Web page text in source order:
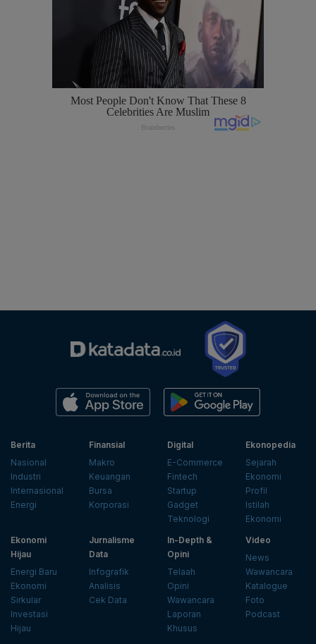
Berita
Nasional
Industri
Internasional
Energi
Finansial
Makro
Keuangan
Bursa
Korporasi
Digital
E-Commerce
Fintech
Startup
Gadget
Teknologi
Ekonopedia
Sejarah
Ekonomi
Profil
Istilah
Ekonomi
Ekonomi
Hijau
Energi Baru
Ekonomi
Sirkular
Investasi
Hijau
Jurnalisme
Data
Infografik
Analisis
Cek Data
In-Depth &
Opini
Telaah
Opini
Wawancara
Laporan
Khusus
Video
News
Wawancara
Katalogue
Foto
Podcast